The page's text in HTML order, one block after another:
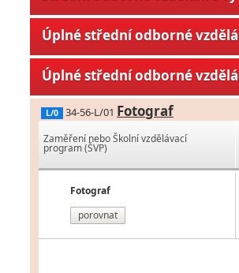
Úplné střední odborné
Úplné střední odborné
L/0 34-56-L/01 Fotograf
Zaměření nebo Školní vzdělávací
program (ŠVP)
Fotograf
porovnat